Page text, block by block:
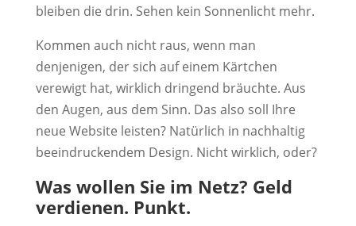
bleiben die drin. Sehen kein Sonnenlicht mehr.
Kommen auch nicht raus, wenn man
denjenigen, der sich auf einem Kärtchen
verewigt hat, wirklich dringend bräuchte. Aus
den Augen, aus dem Sinn. Das also soll Ihre
neue Website leisten? Natürlich in nachhaltig
beeindruckendem Design. Nicht wirklich, oder?
Was wollen Sie im Netz? Geld
verdienen. Punkt.